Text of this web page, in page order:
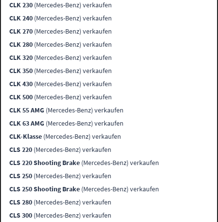
CLK 230 (Mercedes-Benz) verkaufen
CLK 240 (Mercedes-Benz) verkaufen
CLK 270 (Mercedes-Benz) verkaufen
CLK 280 (Mercedes-Benz) verkaufen
CLK 320 (Mercedes-Benz) verkaufen
CLK 350 (Mercedes-Benz) verkaufen
CLK 430 (Mercedes-Benz) verkaufen
CLK 500 (Mercedes-Benz) verkaufen
CLK 55 AMG (Mercedes-Benz) verkaufen
CLK 63 AMG (Mercedes-Benz) verkaufen
CLK-Klasse (Mercedes-Benz) verkaufen
CLS 220 (Mercedes-Benz) verkaufen
CLS 220 Shooting Brake (Mercedes-Benz) verkaufen
CLS 250 (Mercedes-Benz) verkaufen
CLS 250 Shooting Brake (Mercedes-Benz) verkaufen
CLS 280 (Mercedes-Benz) verkaufen
CLS 300 (Mercedes-Benz) verkaufen